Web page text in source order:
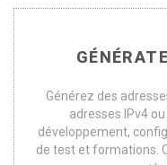
Générez des
adresses IPv4
développement,
de test et formations.